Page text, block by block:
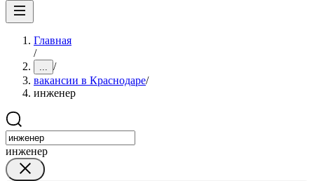
Главная
/
... /
вакансии в Краснодаре/
инженер
инженер